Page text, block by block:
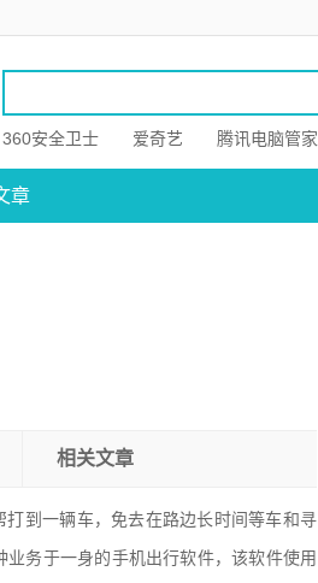
360安全卫士 爱奇艺 腾讯电脑管家
章
相关文章
到一辆车，免去在路边长时间等车和寻
务于一身的手机出行软件，该软件使用